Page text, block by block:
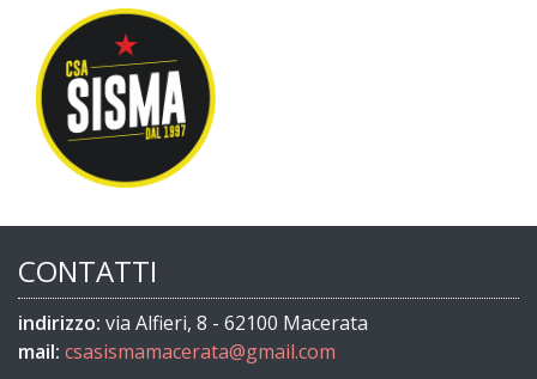
CONTATTI
indirizzo: via Alfieri, 8 - 62100 Macerata
mail: csasismamacerata@gmail.com